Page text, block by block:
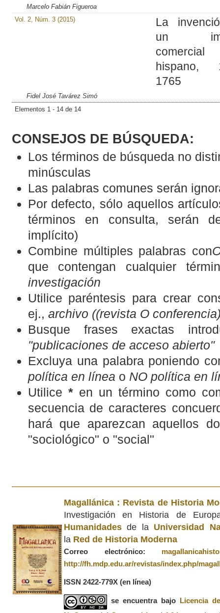
Marcelo Fabián Figueroa
Vol. 2, Núm. 3 (2015)
La
un
comercial
hispano,
1765
Fidel José Tavárez Simó
Elementos 1 - 14 de 14
CONSEJOS DE BÚSQUEDA:
Los términos de búsqueda no
minúsculas
Las palabras comunes serán
Por defecto, sólo aquellos
términos en consulta, serán
implícito)
Combine múltiples palabras con
que contengan cualquier
investigación
Utilice paréntesis para crear
ej., archivo ((revista O
Busque frases exactas
"publicaciones de acceso abierto"
Excluya una palabra poniendo
política en línea o NO política en
Utilice *en un término como
secuencia de caracteres
hará que aparezcan aquellos
"sociológico" o "social"
Magallánica : Revista de Historia
Investigación en Historia de
Humanidadesde la Universidad
la Red de Historia Moderna
Correo electrónico:
http://fh.mdp.edu.ar/revistas/index.php/
ISSN 2422-779X (en línea)
se encuentra bajo
Licencia